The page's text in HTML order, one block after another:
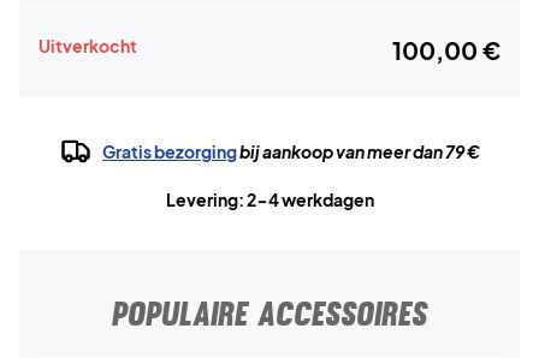
Uitverkocht 100,00 €
Gratis bezorgingbij aankoop van meer dan 79 €
Levering: 2-4 werkdagen
POPULAIRE ACCESSOIRES